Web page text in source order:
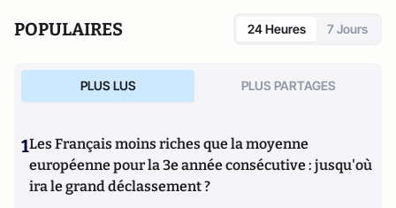
POPULAIRES 24 Heures 7 Jours
PLUS LUS PLUS PARTAGES
1Les Français moins riches que la moyenne
européenne pour la 3e année consécutive : jusqu'où
ira le grand déclassement ?